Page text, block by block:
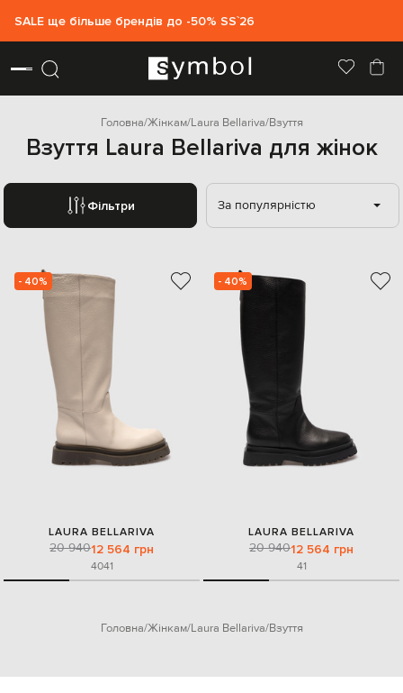
SALE ще більше брендів до -50% SS`26
Головна Жінкам Laura Bellariva Взуття
Взуття Laura Bellariva для жінок
Фільтри За популярністю
- 40%
LAURA BELLARIVA
20 94012 564 грн
4041
- 40%
LAURA BELLARIVA
20 94012 564 грн
41
Головна Жінкам Laura Bellariva Взуття